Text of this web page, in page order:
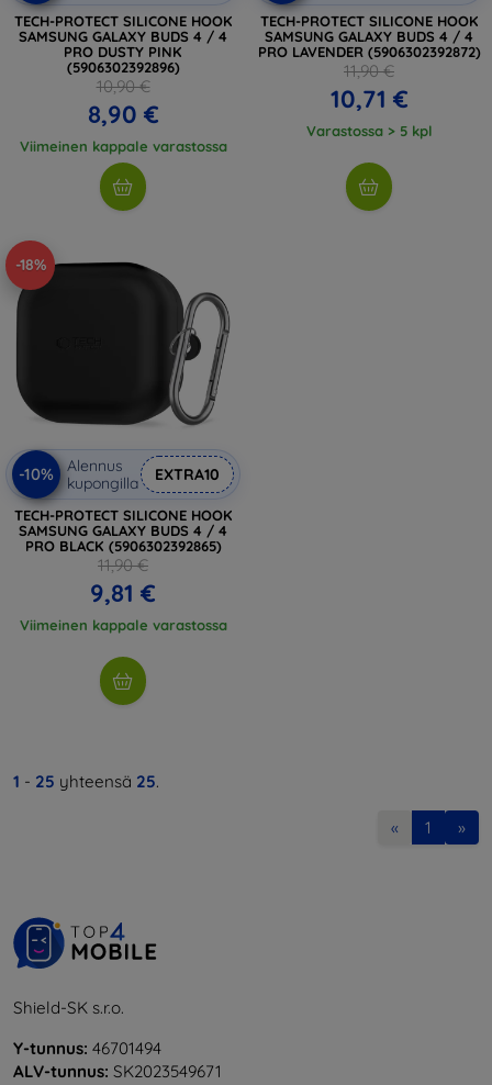
TECH-PROTECT SILICONE HOOK
SAMSUNG GALAXY BUDS 4 / 4
PRO DUSTY PINK
(5906302392896)
10,90 €
8,90 €
Viimeinen kappale varastossa
TECH-PROTECT SILICONE HOOK
SAMSUNG GALAXY BUDS 4 / 4
PRO LAVENDER (5906302392872)
11,90 €
10,71 €
Varastossa > 5 kpl
-18%
-10%
Alennus
kupongilla
EXTRA10
TECH-PROTECT SILICONE HOOK
SAMSUNG GALAXY BUDS 4 / 4
PRO BLACK (5906302392865)
11,90 €
9,81 €
Viimeinen kappale varastossa
1 - 25 yhteensä 25.
« 1 »
Shield-SK s.r.o.
Y-tunnus: 46701494
ALV-tunnus: SK2023549671